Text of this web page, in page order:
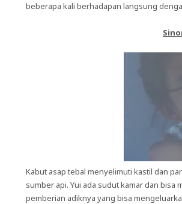
beberapa kali berhadapan langsung
Kabut asap tebal menyelimuti kastil dan
sumber api. Yui ada sudut kamar dan
pemberian adiknya yang bisa